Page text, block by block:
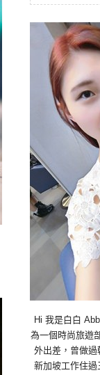
Hi 我是白白
為一個時尚旅遊
外出差，曾做過
新加坡工作住過